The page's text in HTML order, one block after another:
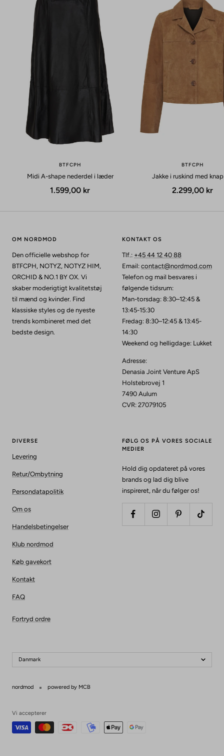
BTFCPH
Midi A-shape nederdel i læder
Udsalgspris
1.599,00 kr
BTFCPH
Jakke i ruskind med
Udsalgspris
2.299,00 kr
OM NORDMOD
Den officielle webshop for
BTFCPH, NOTYZ, NOTYZ HIM,
ORCHID & NO.1 BY OX. Vi
skaber moderigtigt kvalitetstøj
til mænd og kvinder. Find
klassiske styles og de nyeste
trends kombineret med det
bedste design.
KONTAKT OS
Tlf.: +45 44 12 40 88
Email: contact@nordmod.com
Telefon og mail besvares i
følgende tidsrum:
Man-torsdag: 8:30–12:45 &
13:45-15:30
Fredag: 8:30–12:45 & 13:45-
14:30
Weekend og helligdage: Lukket
Adresse:
Denasia Joint Venture ApS
Holstebrovej 1
7490 Aulum
CVR: 27079105
DIVERSE
Levering
Retur/Ombytning
Persondatapolitik
Om os
Handelsbetingelser
Klub nordmod
Køb gavekort
Kontakt
FAQ
Fortryd ordre
FØLG OS PÅ VORES SOCIALE
MEDIER
Hold dig opdateret på vores
brands og lad dig blive
inspireret, når du følger os!
Danmark
nordmod powered by MCB
Vi accepterer